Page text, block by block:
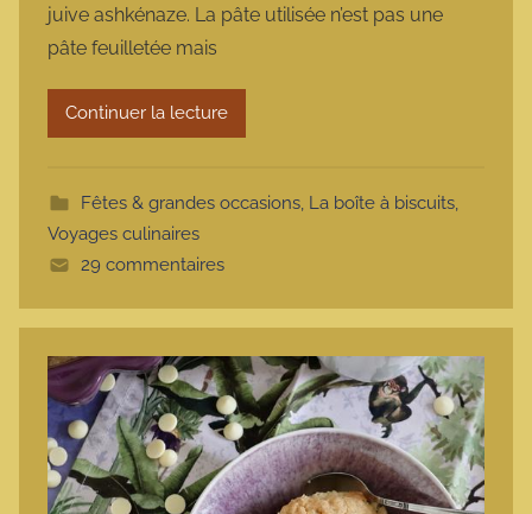
a
e
juive ashkénaze. La pâte utilisée n’est pas une
pâte feuilletée mais
Continuer la lecture
Fêtes & grandes occasions, La boîte à biscuits,
Voyages culinaires
29 commentaires